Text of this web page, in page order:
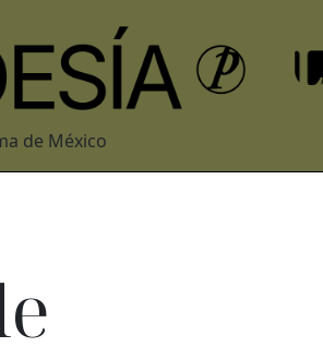
de México